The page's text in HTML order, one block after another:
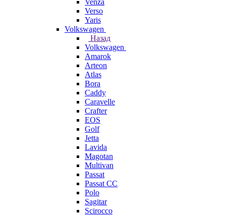
Venza
Verso
Yaris
Volkswagen
Назад
Volkswagen
Amarok
Arteon
Atlas
Bora
Caddy
Caravelle
Crafter
EOS
Golf
Jetta
Lavida
Magotan
Multivan
Passat
Passat CC
Polo
Sagitar
Scirocco